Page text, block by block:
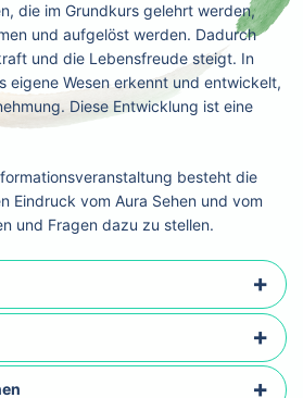
die im Grundkurs gelehrt werden,
und aufgelöst werden. Dadurch
und die Lebensfreude steigt. In
eigene Wesen erkennt und entwickelt,
Diese Entwicklung ist eine
besteht die
Eindruck vom Aura Sehen und vom
und Fragen dazu zu stellen.